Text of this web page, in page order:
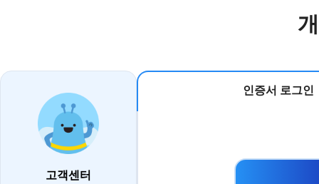
고객센터
인증서 로그인